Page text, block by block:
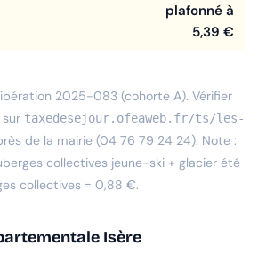
plafonné à
5,39 €
2025-083 (cohorte A). Vérifier
taxedesejour.ofeaweb.fr/ts/les-
de la mairie (04 76 79 24 24). Note :
collectives jeune-ski + glacier été
collectives = 0,88 €.
Isère